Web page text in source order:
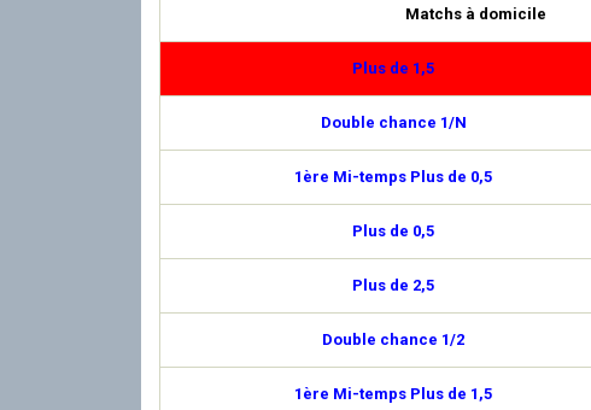
Matchs à domicile
Plus de 1,5
Double chance 1/N
1ère Mi-temps Plus de 0,5
Plus de 0,5
Plus de 2,5
Double chance 1/2
1ère Mi-temps Plus de 1,5